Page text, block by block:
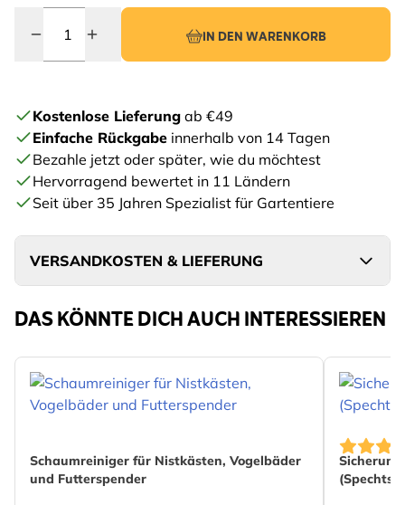
IN DEN WARENKORB
Kostenlose Lieferung ab €49
Einfache Rückgabe innerhalb von 14 Tagen
Bezahle jetzt oder später, wie du möchtest
Hervorragend bewertet in 11 Ländern
Seit über 35 Jahren Spezialist für Gartentiere
VERSANDKOSTEN & LIEFERUNG
DAS KÖNNTE DICH AUCH INTERESSIEREN
Schaumreiniger für Nistkästen, Vogelbäder
und Futterspender